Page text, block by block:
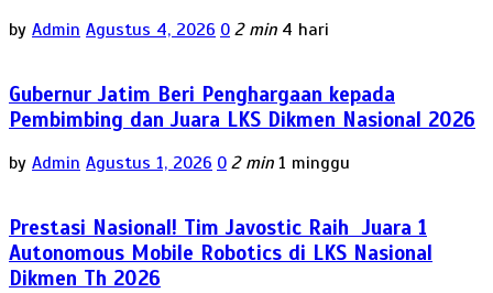
by Admin Agustus 4, 2026 0 2 min 4 hari
Gubernur Jatim Beri Penghargaan kepada
Pembimbing dan Juara LKS Dikmen Nasional 2026
by Admin Agustus 1, 2026 0 2 min 1 minggu
Prestasi Nasional! Tim Javostic Raih Juara 1
Autonomous Mobile Robotics di LKS Nasional
Dikmen Th 2026